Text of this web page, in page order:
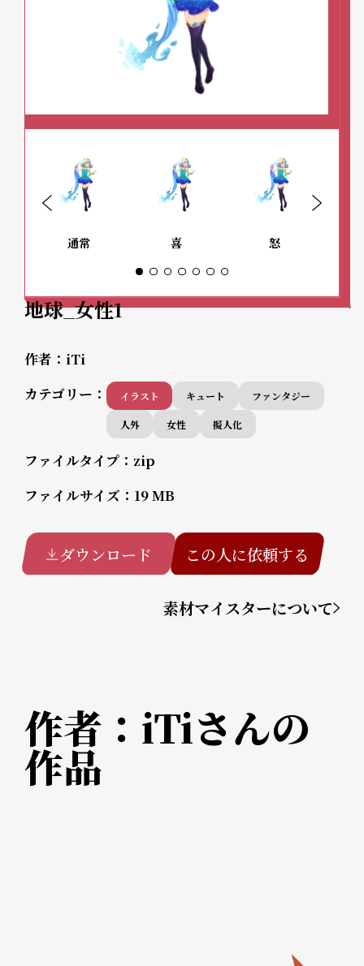
通常 喜 怒
地球_女性1
作者： iTi
カテゴリー：
イラスト キュート ファンタジー
人外 女性 擬人化
ファイルタイプ： zip
ファイルサイズ： 19 MB
ダウンロード この人に依頼する
素材マイスターについて
作者： iTiさんの
作品